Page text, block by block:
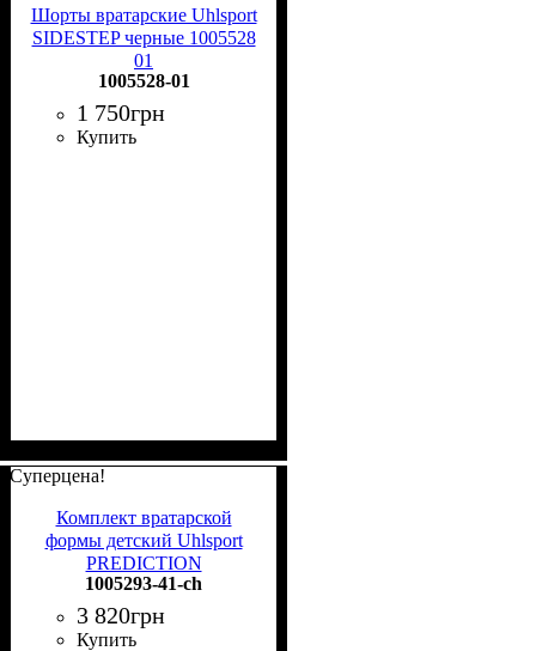
Шорты вратарские Uhlsport
SIDESTEP черные 1005528
01
1005528-01
1 750грн
Купить
Суперцена!
Комплект вратарской
формы детский Uhlsport
PREDICTION
GOALKEEPER BUNDLE
темно-сине-лимонный
1005293 41
1005293-41-ch
3 820грн
Купить